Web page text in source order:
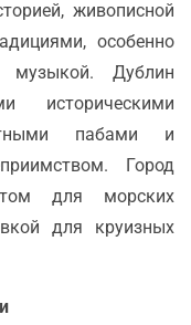
живописной
особенно
музыкой. Дублин
историческими
пабами и
Город
для морских
для круизных